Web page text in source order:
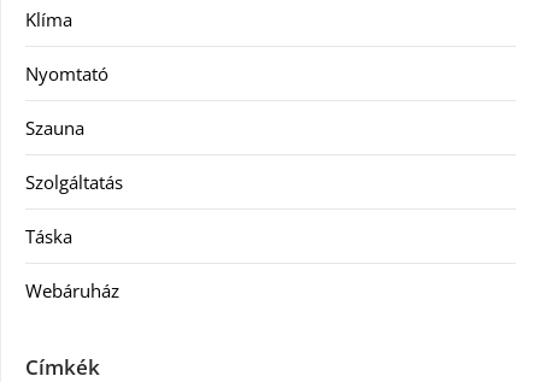
Klíma
Nyomtató
Szauna
Szolgáltatás
Táska
Webáruház
Címkék